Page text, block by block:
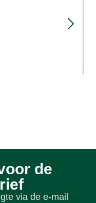
de
via de e-mail